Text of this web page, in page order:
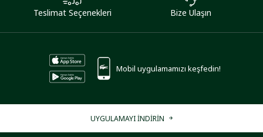
Teslimat Seçenekleri Bize Ulaşın
Mobil uygulamamızı keşfedin!
UYGULAMAYI İNDİRİN